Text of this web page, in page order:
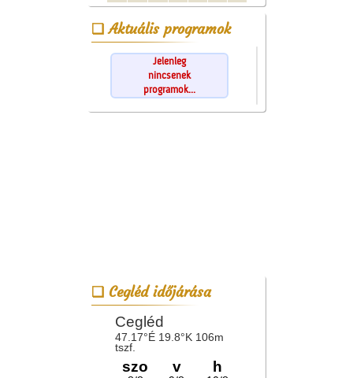
Aktuális programok
Jelenleg
nincsenek
programok...
Cegléd időjárása